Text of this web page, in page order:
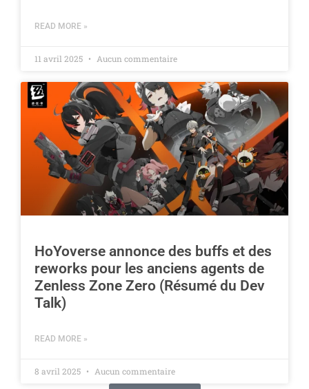
READ MORE »
11 avril 2025 Aucun commentaire
HoYoverse annonce des buffs et des
reworks pour les anciens agents de
Zenless Zone Zero (Résumé du Dev
Talk)
READ MORE »
8 avril 2025 Aucun commentaire